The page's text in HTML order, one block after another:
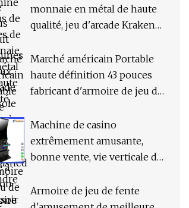
poussoir Fruit World
monnaie en métal de haute
qualité, jeu d'arcade Kraken
Marché américain Portable
haute définition 43 pouces
fabricant d'armoire de jeu de
de Casino Fire Link
Machine de casino
extrêmement amusante,
bonne vente, vie verticale du
en 1
Armoire de jeu de fente